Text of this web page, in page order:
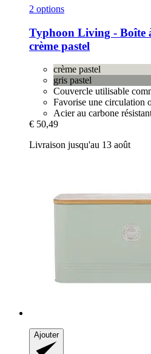
2 options
Typhoon Living -​ Boîte
crème pastel
crème pastel
gris pastel
Couvercle utilisable
Favorise une circulation
Acier au carbone
€ 50,49
Livraison jusqu'au 13 août
Ajouter